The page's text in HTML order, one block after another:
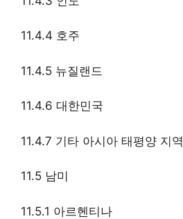
11.4.4 호주
11.4.5 뉴질랜드
11.4.6 대한민국
11.4.7 기타 아시아 태평양 지역
11.5 남미
11.5.1 아르헨티나